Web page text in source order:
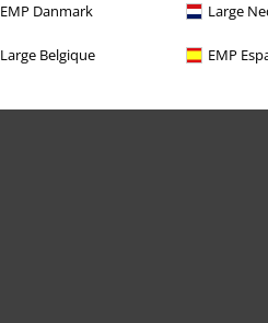
EMP Danmark Large
Large Belgique EMP